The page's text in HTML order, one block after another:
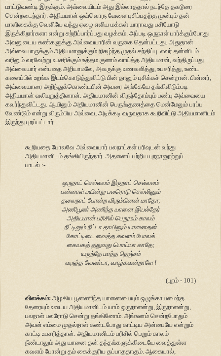
மாட்டுவண்டி இருக்கும். அவ்வையிடம் அது இல்லாததால் நடந்தே தகடூரை
சென்றடைந்தார். அதியமான் ஒவ்வொரு வேளை புசிப்பதற்கு முன்பும் தன்
மாளிகைக்கு வெளியே வந்து ஏழை எளிய மக்கள் யாராவது பசியோடு
இருக்கிறார்களா என்று சுற்றிப்பார்ப்பது வழக்கம். அப்படி ஒருநாள் பார்க்கும்போது
அவனுடைய கண்களுக்கு அவ்வையாரின் வருகை தென்பட்டது. அதுதான்
அவ்வையாருக்கும் அதியமானுக்கும் நிகழ்ந்த முதல் சந்திப்பு. எவர் தன்னிடம்
வரினும் வரவேற்று உபசரிக்கும் உத்தம குணம் வாய்த்த அதியமான், வந்திருப்பது
அவ்வையார் என்பதை அறியாமலே, அவருக்கு உணவளித்து, உபசரித்து, உண்ட
களைப்பில் உறங்க இடம்கொடுத்துவிட்டு பின் தானும் புசிக்கச் சென்றான். பின்னர்,
அவ்வையாரை அறிந்துக்கொண்டபின் அவரை அங்கேயே தங்கிவிடும்படி
அதியமான் வலியுறுத்தினான். அதியமானின் விருந்தோம்பும் பண்பு அவ்வையை
கவர்ந்துவிட்டது. ஆயினும் அதியமானின் பெருங்குணத்தை மென்மேலும் பரப்ப
வேண்டும் என்று விரும்பிய அவ்வை, அடிக்கடி வருவதாக கூறிவிட்டு அதியமானிடம்
இருந்து புறப்பட்டார்.
கூறியதை போலவே அவ்வையார் பலநாட்கள் பரிவுடன் வந்து
அதியமானிடம் தங்கியிருந்தார். அதனைப் பற்றிய புறநானூற்றுப்
பாடல் :-
ஒருநாட் செல்லலம் இருநாட் செல்லலம்
பன்னாள் பயின்று பலரொடு செல்லினும்
தலைநாட் போன்ற விரும்பினன் மாதோ;
அணிபூண் அணிந்த யானை இயல்தேர்
அதியமான் பரிசில் பெறூஉம் காலம்
நீட்டினும் நீட்டா தாயினும் யானைதன்
கோட்டிடை வைத்த கவளம் போலக்
கையகத் ததுவது பொய்யா காதே;
யருந்தே மாந்த நெஞ்சம்
வருந்த வேண்டா, வாழ்கவன்றாளே !
(புறம் - 101)
விளக்கம்: அழகிய பூனணிந்த யானையையும் ஒழுங்காயமைந்த
தேரையும் உடைய அதியமானிடம் யாம் ஒருநாளன்று, இருநாளன்று,
பலநாள் பலரோடு சென்று தங்கினோம். அங்ஙனம் சென்றபோதும்
அவன் எம்மை முதல்நாள் கண்டபோது காட்டிய அன்பையே என்றும்
காட்டி உபசரித்தான். அதியமானிடம் பரிசில் பெறும் காலம்
நீண்டாலும் அது யானை தன் தந்தங்களுக்கிடையே வைத்துள்ள
கவளம் போன்று தம் கைக்குரிய தப்பாததாகும். ஆகையால்,